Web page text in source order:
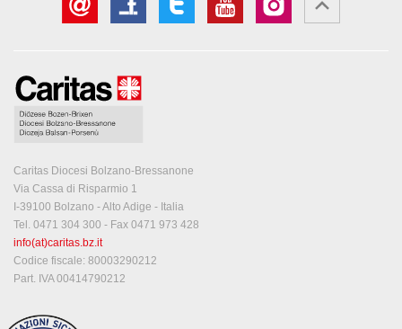
Caritas Diocesi Bolzano-Bressanone
Via Cassa di Risparmio 1
I-39100 Bolzano - Alto Adige - Italia
Tel. 0471 304 300 - Fax 0471 973 428
info(at)caritas.bz.it
Codice fiscale: 80003290212
Part. IVA 00414790212